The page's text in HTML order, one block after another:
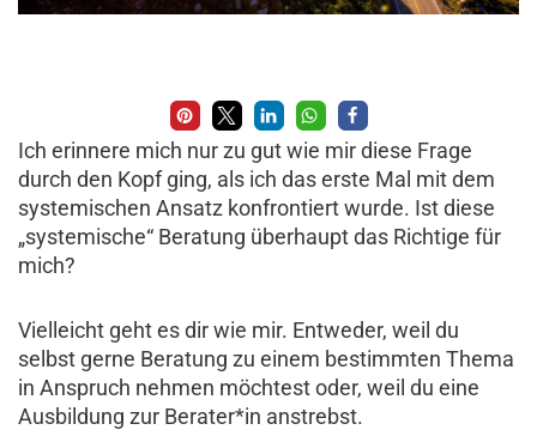
Ich erinnere mich nur zu gut wie mir diese Frage
durch den Kopf ging, als ich das erste Mal mit dem
systemischen Ansatz konfrontiert wurde. Ist diese
„systemische“ Beratung überhaupt das Richtige für
mich?
Vielleicht geht es dir wie mir. Entweder, weil du
selbst gerne Beratung zu einem bestimmten Thema
in Anspruch nehmen möchtest oder, weil du eine
Ausbildung zur Berater*in anstrebst.